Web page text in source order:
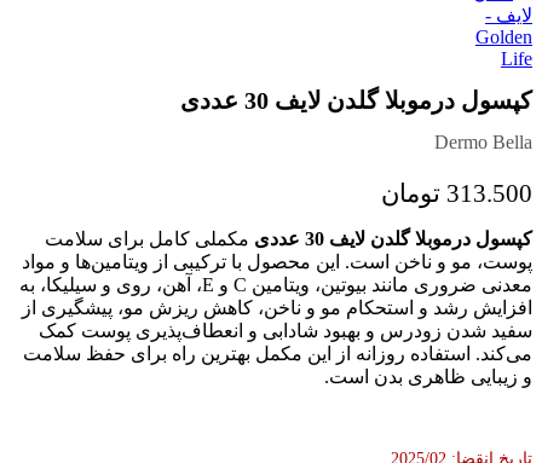
کپسول درموبلا گلدن لایف 30 عددی
Dermo Bella
313.500 تومان
کپسول درموبلا گلدن لایف 30 عددی
مکملی کامل برای سلامت
پوست، مو و ناخن است. این محصول با ترکیبی از ویتامین‌ها و مواد
معدنی ضروری مانند بیوتین، ویتامین C و E، آهن، روی و سیلیکا، به
افزایش رشد و استحکام مو و ناخن، کاهش ریزش مو، پیشگیری از
سفید شدن زودرس و بهبود شادابی و انعطاف‌پذیری پوست کمک
می‌کند. استفاده روزانه از این مکمل بهترین راه برای حفظ سلامت
و زیبایی ظاهری بدن است.
تاریخ انقضا: 2025/02